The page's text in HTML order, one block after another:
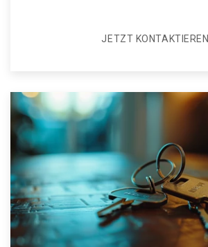
JETZT KONTAKTIEREN